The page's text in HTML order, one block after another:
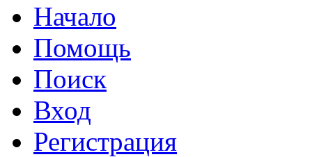
Начало
Помощь
Поиск
Вход
Регистрация